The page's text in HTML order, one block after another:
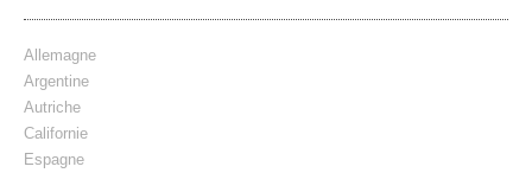
Allemagne
Argentine
Autriche
Californie
Espagne